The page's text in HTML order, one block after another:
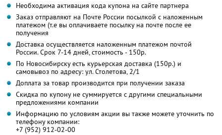
Необходима активация кода купона на сайте партнера
Заказ отправляют на Почте России посылкой с наложенным
платежом (т.е вы оплачиваете посылку на почте после ее
получения
Доставка осуществляется наложенным платежом почтой
России. Срок 7-14 дней, стоимость - 150р.
По Новосибирску есть курьерская доставка (150р.) и
самовывоз по адресу: ул. Столетова, 2/1
Доплата за товар производится при получении заказа
Скидка по купону не суммируется с другими специальными
предложениями компании
Информацию по условиям акции вы также можете уточнить по
телефону компании:
+7 (952) 912-02-00